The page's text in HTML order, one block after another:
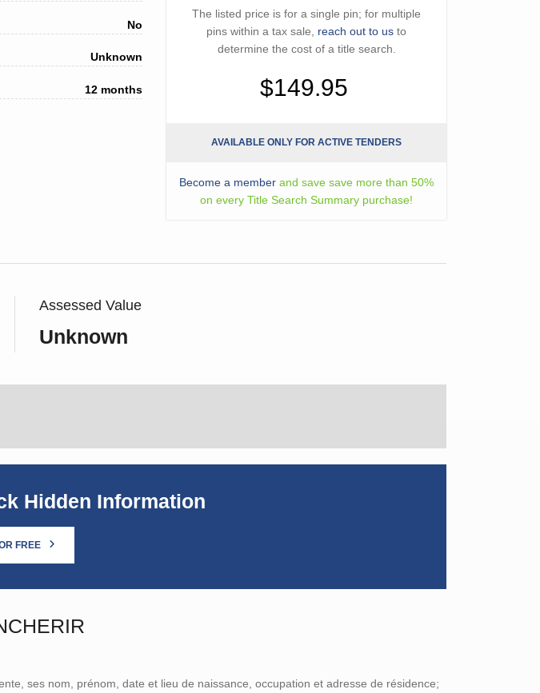
No
Unknown
12 months
The listed price is for a single pin; for multiple
pins within a tax sale, reach out to us to
determine the cost of a title search.
$149.95
AVAILABLE ONLY FOR ACTIVE TENDERS
Become a member and save save more than 50%
on every Title Search Summary purchase!
Assessed Value
Unknown
Hidden Information
FREE
ses nom, prénom, date et lieu de naissance, occupation et adresse de résidence;